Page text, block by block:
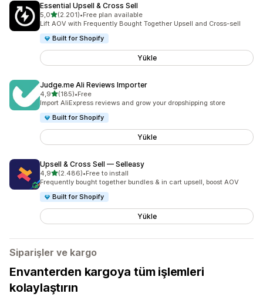
Essential Upsell & Cross Sell
5,05 yıldız üzerinden
(2.201)
toplam 2201 değerlendirme
•Free plan available
Lift AOV with Frequently Bought Together Upsell and Cross-sell
Built for Shopify
Yükle
Judge.me Ali Reviews Importer
4,95 yıldız üzerinden
(185)
toplam 185 değerlendirme
•Free
Import AliExpress reviews and grow your dropshipping store
Built for Shopify
Yükle
Upsell & Cross Sell — Selleasy
4,95 yıldız üzerinden
(2.486)
toplam 2486 değerlendirme
•Free to install
Frequently bought together bundles & in cart upsell, boost AOV
Built for Shopify
Yükle
Siparişler ve kargo
Envanterden kargoya tüm işlemleri
kolaylaştırın